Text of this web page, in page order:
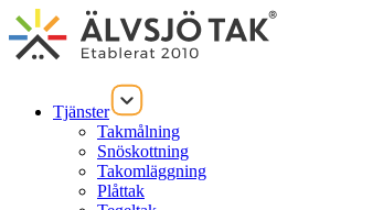
Tjänster
Takmålning
Snöskottning
Takomläggning
Plåttak